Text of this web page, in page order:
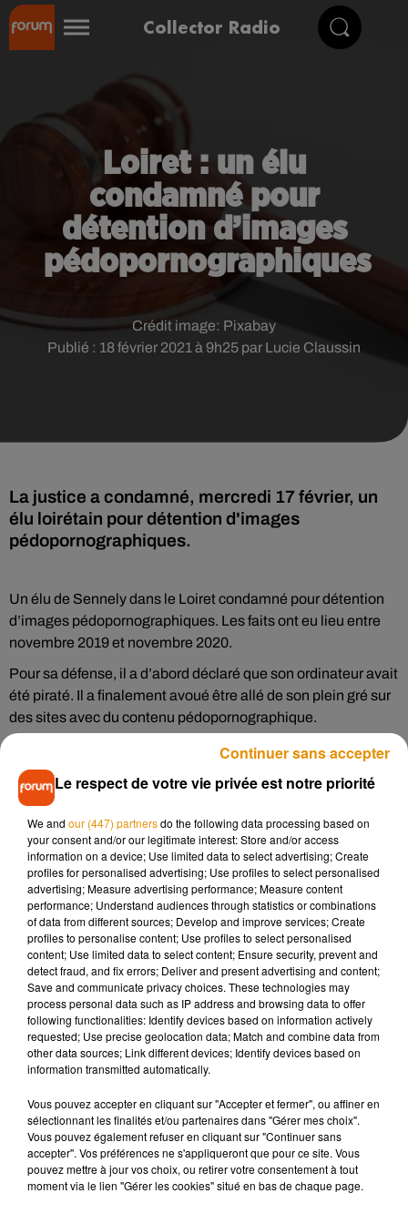
Collector Radio
Loiret : un élu
condamné pour
détention d’images
pédopornographiques
Publié : 18 février 2021 à 9h25 par Lucie Claussin
Crédit image: Pixabay
La justice a condamné, mercredi 17 février, un
élu loirétain pour détention d'images
pédopornographiques.
Un élu de Sennely dans le Loiret condamné pour détention
d’images pédopornographiques. Les faits ont eu lieu entre
novembre 2019 et novembre 2020.
Pour sa défense, il a d’abord déclaré que son ordinateur avait
été piraté. Il a finalement avoué être allé de son plein gré sur
des sites avec du contenu pédopornographique.
L’homme, âgé de 70 ans, est un ancien conteur
professionnel. Il a écopé d’une peine de 12 mois de prison
assortie d’un sursis probatoire de deux ans. Il a aussi une
enfants et une inéligibilité de cinq ans.
Musique
7 août 2026
Madonna sort enfin le remix de « Love
Sensation » avec Kylie Minogue
7 août 2026
Angèle et Amélie Lens dévoilent leur
collaboration tant attendue
Le respect de votre vie privée est notre priorité
We and our (447) partnersdo the following data processing based on
your consent and/or our legitimate interest: Store and/or access
information on a device; Use limited data to select advertising; Create
profiles for personalised advertising; Use profiles to select personalised
advertising; Measure advertising performance; Measure content
performance; Understand audiences through statistics or combinations
of data from different sources; Develop and improve services; Create
profiles to personalise content; Use profiles to select personalised
content; Use limited data to select content; Ensure security, prevent and
detect fraud, and fix errors; Deliver and present advertising and content;
Save and communicate privacy choices. These technologies may
process personal data such as IP address and browsing data to offer
following functionalities: Identify devices based on information actively
requested; Use precise geolocation data; Match and combine data from
other data sources; Link different devices; Identify devices based on
information transmitted automatically.
Vous pouvez accepter en cliquant sur "Accepter et fermer", ou affiner en
sélectionnant les finalités et/ou partenaires dans "Gérer mes choix".
Vous pouvez également refuser en cliquant sur "Continuer sans
accepter". Vos préférences ne s'appliqueront que pour ce site. Vous
pouvez mettre à jour vos choix, ou retirer votre consentement à tout
moment via le lien "Gérer les cookies" situé en bas de chaque page.
Continuer sans accepter